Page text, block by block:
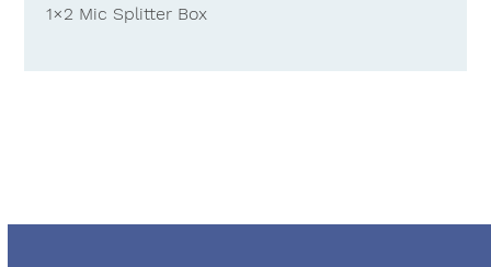
1×2 Mic Splitter Box